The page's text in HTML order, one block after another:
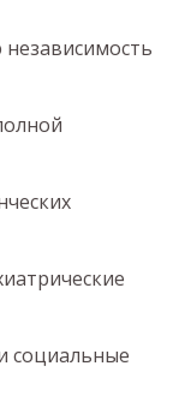
социальные